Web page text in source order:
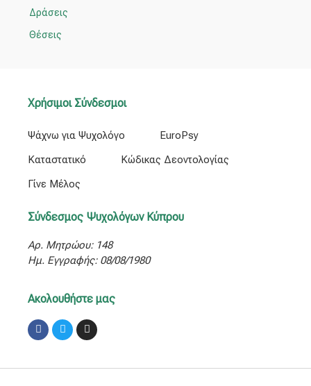
Δράσεις
Θέσεις
Χρήσιμοι Σύνδεσμοι
Ψάχνω για Ψυχολόγο
EuroPsy
Καταστατικό
Κώδικας Δεοντολογίας
Γίνε Μέλος
Σύνδεσμος Ψυχολόγων Κύπρου
Αρ. Μητρώου: 148
Ημ. Εγγραφής: 08/08/1980
Ακολουθήστε μας
Facebook
TwitterInstagram